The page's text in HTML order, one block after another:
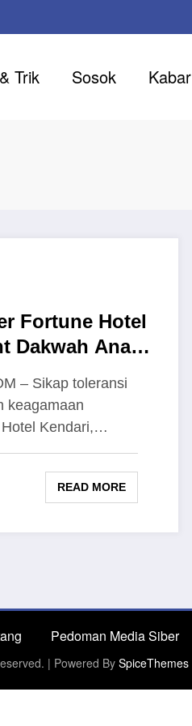
Trik Sosok Kabar
Fortune Hotel
Dakwah Anak
– Sikap toleransi
keagamaan
Kendari,…
READ MORE
Pedoman Media Siber
| Powered By SpiceThemes